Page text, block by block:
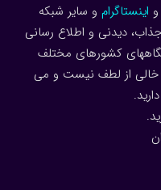
و اینستاگرام و سایر شبکه
دیدنی و اطلاع رسانی
کشورهای مختلف
خالی از لطف نیست و می